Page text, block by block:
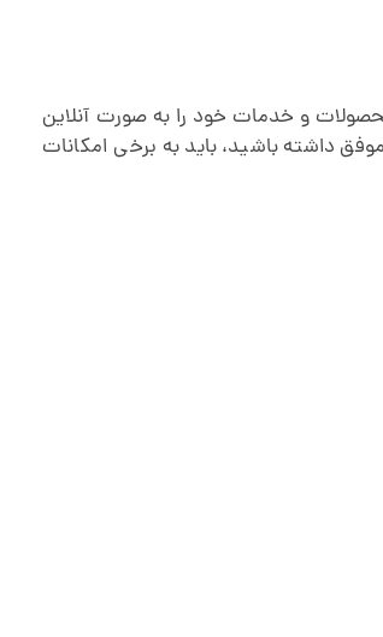
و خدمات خود را به صورت آنلاین
داشته باشید، باید به برخی امکانات